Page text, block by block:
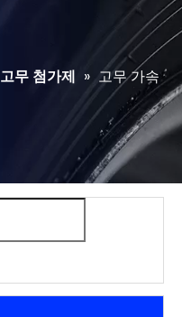
고무 첨가제 » 고무 가속